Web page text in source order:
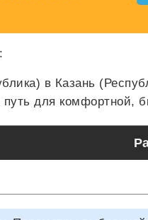
:
в Казань
для комфортной,